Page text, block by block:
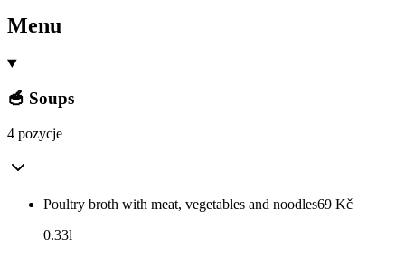
Menu
🥣 Soups
4 pozycje
Poultry broth with meat, vegetables and noodles69 Kč
0.33l